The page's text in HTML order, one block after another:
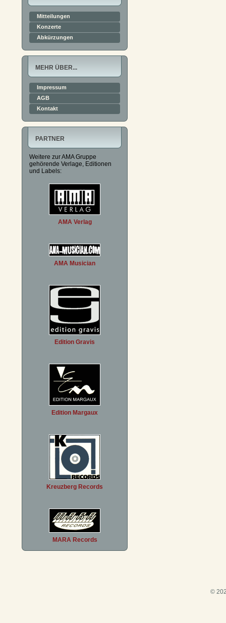
Mitteilungen
Konzerte
Abkürzungen
MEHR ÜBER...
Impressum
AGB
Kontakt
PARTNER
Weitere zur AMA Gruppe
gehörende Verlage, Editionen
und Labels:
AMA Verlag
AMA Musician
Edition Gravis
Edition Margaux
Kreuzberg Records
MARA Records
©